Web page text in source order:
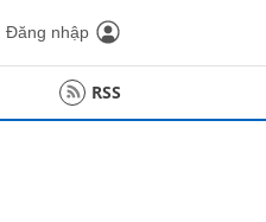
Đăng nhập
RSS